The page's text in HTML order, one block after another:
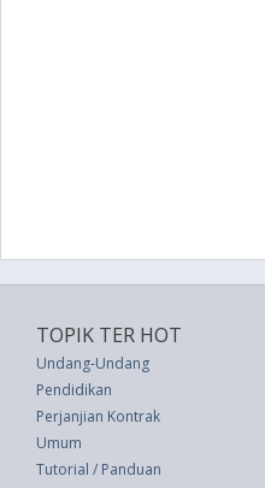
TOPIK TER HOT
Undang-Undang
Pendidikan
Perjanjian Kontrak
Umum
Tutorial / Panduan